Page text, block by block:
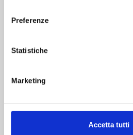
Preferenze
Statistiche
Marketing
Accetta tutti
€ 6,50